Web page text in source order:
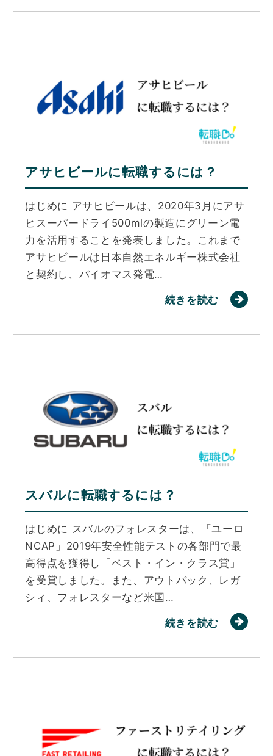
アサヒビールに転職するには？
はじめに アサヒビールは、2020年3月にアサ
ヒスーパードライ500mlの製造にグリーン電
力を活用することを発表しました。これまで
アサヒビールは日本自然エネルギー株式会社
と契約し、バイオマス発電…
続きを読む
スバルに転職するには？
はじめに スバルのフォレスターは、「ユーロ
NCAP」2019年安全性能テストの各部門で最
高得点を獲得し「ベスト・イン・クラス賞」
を受賞しました。また、アウトバック、レガ
シィ、フォレスターなど米国…
続きを読む